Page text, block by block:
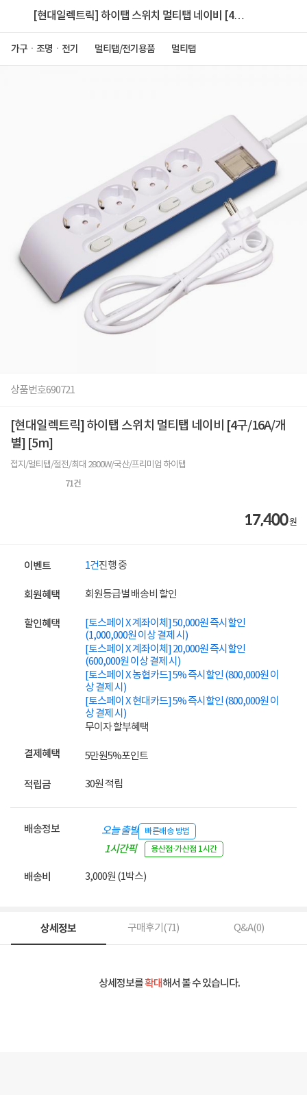
[현대일렉트릭] 하이탭 스위치 멀티탭 네이비 [4
가구ㆍ조명ㆍ전기 멀티탭/전기용품 멀티탭
상품번호690721
[현대일렉트릭] 하이탭 스위치 멀티탭 네이비 [4구/16A/개
별] [5m]
접지/멀티탭/절전/최대 2800W/국산/프리미엄 하이탭
71건
17,400원
이벤트 1건진행 중
회원혜택 회원등급별 배송비 할인
할인혜택
[토스페이 X 계좌이체] 50,000원 즉시할인
(1,000,000원 이상 결제 시)
[토스페이 X 계좌이체] 20,000원 즉시할인
(600,000원 이상 결제 시)
[토스페이 X 농협카드] 5% 즉시할인 (800,000원 이
상 결제 시)
[토스페이 X 현대카드] 5% 즉시할인 (800,000원 이
상 결제 시)
무이자 할부혜택
결제혜택 5만원5%포인트
적립금 30원 적립
배송정보 오늘 출발 빠른배송 방법
1시간픽
용산점·가산점 1시간
배송비 3,000원 (1박스)
상세정보 구매후기(71) Q&A(0)
상세정보를확대해서 볼 수 있습니다.